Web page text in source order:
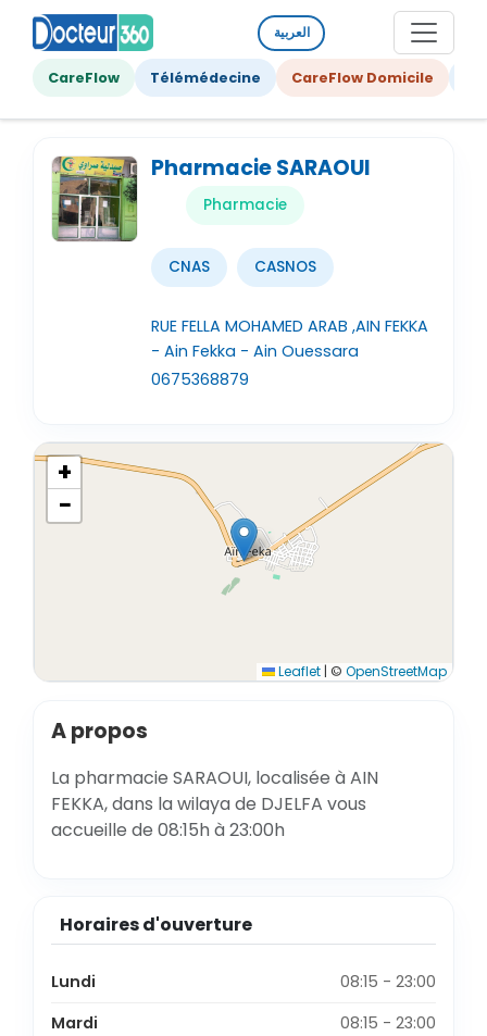
العربية
CareFlow Télémédecine CareFlow Domicile
Pharmacie SARAOUI
Pharmacie
CNAS CASNOS
RUE FELLA MOHAMED ARAB ,AIN FEKKA
- Ain Fekka - Ain Ouessara
0675368879
+
−
Leaflet | © OpenStreetMap
A propos
La pharmacie SARAOUI, localisée à AIN
FEKKA, dans la wilaya de DJELFA vous
accueille de 08:15h à 23:00h
Horaires d'ouverture
Lundi
08:15 - 23:00
Mardi
08:15 - 23:00